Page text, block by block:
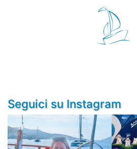
Seguici su Instagram